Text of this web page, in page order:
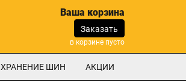
Ваша корзина
Заказать
в корзине пусто
ХРАНЕНИЕ ШИН АКЦИИ